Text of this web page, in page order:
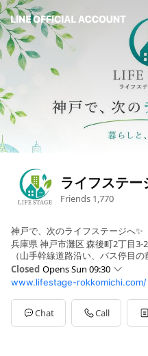
ライフステー
Friends 1,770
神戸で、次のライフステージへ✨
兵庫県 神戸市灘区 森後町2丁目
（山手幹線道路沿い、バス停目の
Closed Opens Sun 09:30
Sun09:30 - 18:00
Mon09:30 - 18:00
Tue09:30 - 18:00
Wed09:30 - 18:00
www.lifestage-rokkomichi.com/
Chat Call